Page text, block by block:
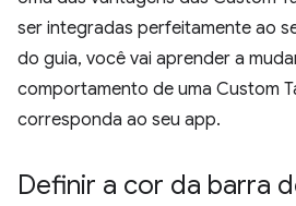
ser integradas perfeitamente ao
do guia, você vai aprender a
comportamento de uma Custom
corresponda ao seu app.
Definir a cor da barra